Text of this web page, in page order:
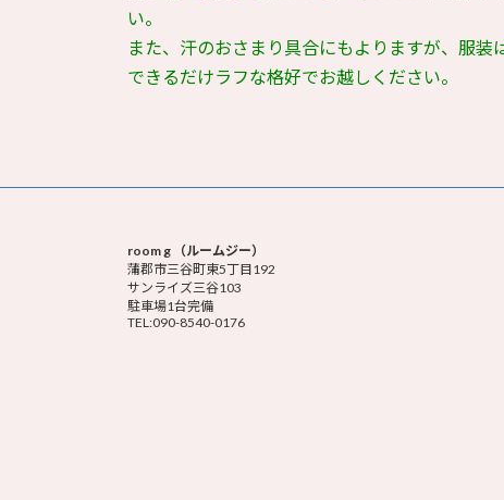
い。
また、汗のおさまり具合にもよりますが、服装
できるだけラフな格好でお越しください。
room g （ルームジー）
蒲郡市三谷町東5丁目192
サンライズ三谷103
駐車場1台完備
TEL:090-8540-0176